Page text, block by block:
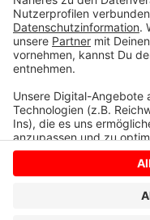
Anzeige